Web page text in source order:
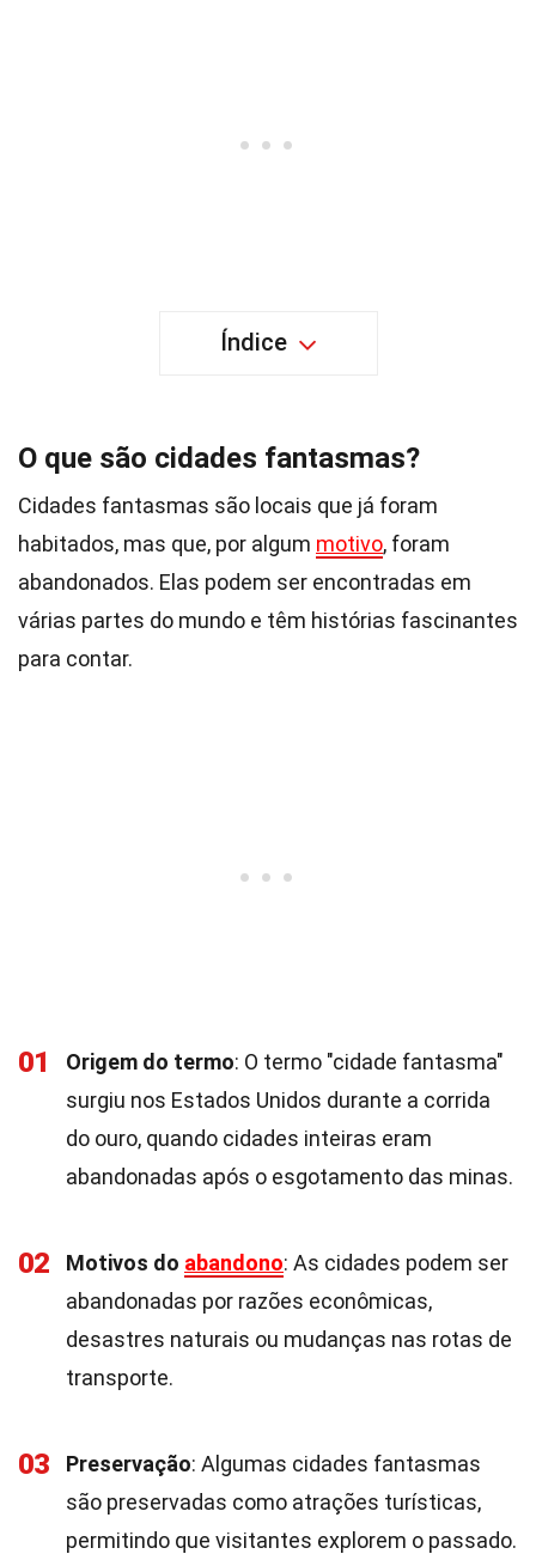
Índice
O que são cidades fantasmas?
Cidades fantasmas são locais que já foram
habitados, mas que, por algum motivo, foram
abandonados. Elas podem ser encontradas em
várias partes do mundo e têm histórias fascinantes
para contar.
01 Origem do termo: O termo "cidade fantasma"
surgiu nos Estados Unidos durante a corrida
do ouro, quando cidades inteiras eram
abandonadas após o esgotamento das minas.
02 Motivos do abandono: As cidades podem ser
abandonadas por razões econômicas,
desastres naturais ou mudanças nas rotas de
transporte.
03 Preservação: Algumas cidades fantasmas
são preservadas como atrações turísticas,
permitindo que visitantes explorem o passado.